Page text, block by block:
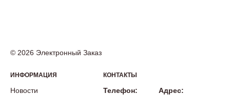
© 2026 Электронный Заказ
ИНФОРМАЦИЯ
Новости
КОНТАКТЫ
Телефон:
Адрес: